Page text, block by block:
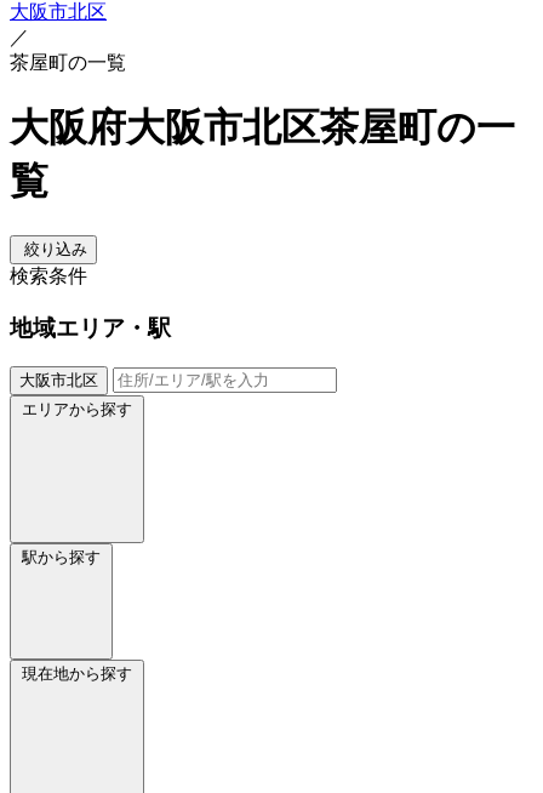
大阪市北区
／
茶屋町の一覧
大阪府大阪市北区茶屋町の一
覧
絞り込み
検索条件
地域エリア・駅
大阪市北区
エリアから探す
駅から探す
現在地から探す